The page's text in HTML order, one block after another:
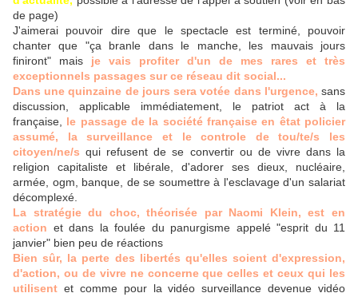
de page)
J'aimerai pouvoir dire que le spectacle est terminé, pouvoir
chanter que "ça branle dans le manche, les mauvais jours
finiront" mais je vais profiter d'un de mes rares et très
exceptionnels passages sur ce réseau dit social...
Dans une quinzaine de jours sera votée dans l'urgence, sans
discussion, applicable immédiatement, le patriot act à la
française, le passage de la société française en êtat policier
assumé, la surveillance et le controle de tou/te/s les
citoyen/ne/s qui refusent de se convertir ou de vivre dans la
religion capitaliste et libérale, d'adorer ses dieux, nucléaire,
armée, ogm, banque, de se soumettre à l'esclavage d'un salariat
décomplexé.
La stratégie du choc, théorisée par Naomi Klein, est en
action et dans la foulée du panurgisme appelé "esprit du 11
janvier" bien peu de réactions
Bien sûr, la perte des libertés qu'elles soient d'expression,
d'action, ou de vivre ne concerne que celles et ceux qui les
utilisent et comme pour la vidéo surveillance devenue vidéo